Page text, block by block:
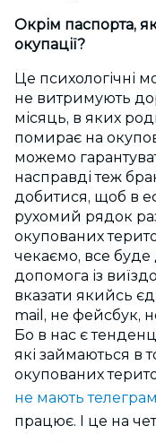
Окрім паспорта,
окупації?
Це психологічні
не витримують
місяць, в яких
помирає на
можемо
насправді теж
добитися, щоб в
рухомий рядок
окупованих
чекаємо, все
допомога із
вказати якийсь
mail, не фейсбук,
Бо в нас є
які займаються в
окупованих
не мають
працює. І це на